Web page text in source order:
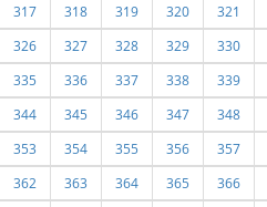
317
318 319 320 321
326
327 328 329 330
335
336 337 338 339
344
345 346 347 348
353
354 355 356 357
362
363 364 365 366